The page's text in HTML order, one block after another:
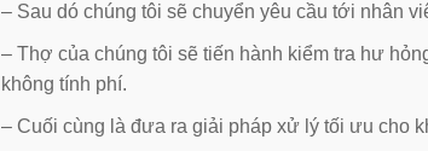
– Sau dó chúng tôi sẽ chuyển yêu cầu tới nhân
– Thợ của chúng tôi sẽ tiến hành kiểm tra hư
không tính phí.
– Cuối cùng là đưa ra giải pháp xử lý tối ưu cho